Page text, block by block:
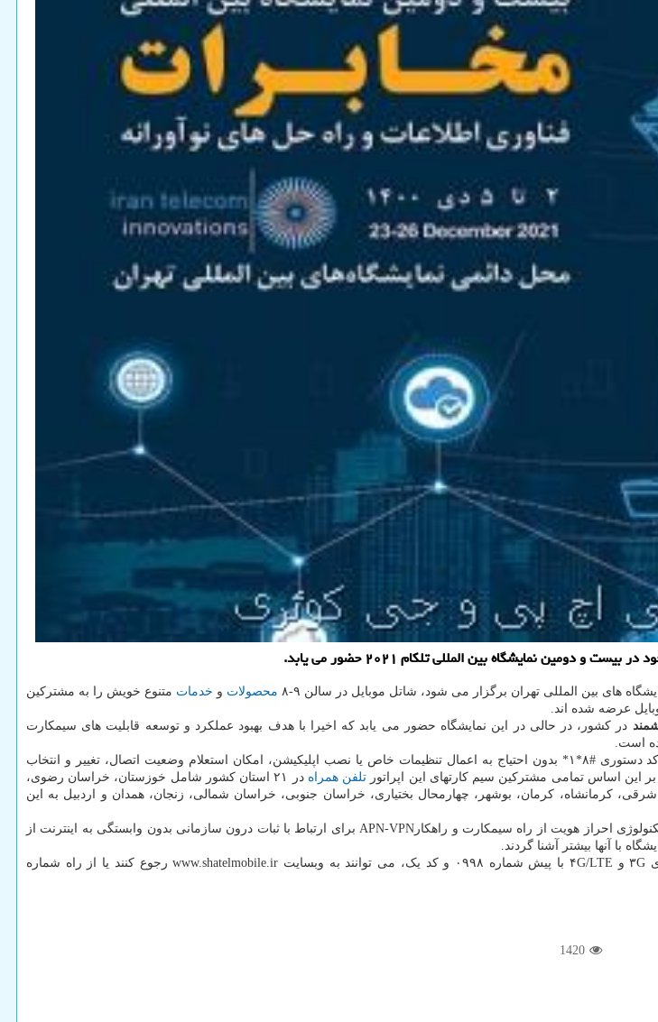
نمایشگاه بین المللی تلکام ۲۰۲۱ حضور می‏ یابد.
محصولات و خدمات متنوع خویش را به مشترکین
عرضه شده ‏اند.
در کشور، در حالی در این نمایشگاه حضور می‏ یابد که اخیرا با هدف بهبود عملکرد و توسعه قابلیت های سیمکارت
است.
با پیاده ‏سازی این توانایی جدید مشترکین سیمکارت های شاتل ‏موبایل می‏ توانند از راه شماره گیری کد دستوری #۸*۱* بدون احتیاج به اعمال تنظیمات خاص یا نصب اپلیکیشن، امکان استعلام وضعیت اتصال، تغییر و انتخاب
این اساس تمامی مشترکین سیم ‏کارت‏های این اپراتور تلفن همراه
در ۲۱ استان کشور شامل خوزستان، خراسان رضوی،
شرقی، کرمانشاه، کرمان، بوشهر، چهارمحال بختیاری، خراسان جنوبی، خراسان شمالی، زنجان، همدان و اردبیل به این
ارائه سیمکارت با برند اختصاصی سازمان ها و شرکت ها، فناوری «موبایل کانکت» بعنوان جدید ترین تکنولوژی احراز هویت از راه سیم‏کارت و راهکارAPN-VPN برای ارتباط با ثبات درون سازمانی بدون وابستگی به اینترنت از
با آنها بیشتر آشنا گردند.
علاقه مندان برای دریافت اطلاعات بیشتر در مورد شبکه تلفن همراه شاتل‏موبایل با پوشش سراسری ۳G و ۴G/LTE با پیش شماره ۰۹۹۸ و کد یک، می توانند به وبسایت www.shatelmobile.ir رجوع کنند یا از راه شماره
1420